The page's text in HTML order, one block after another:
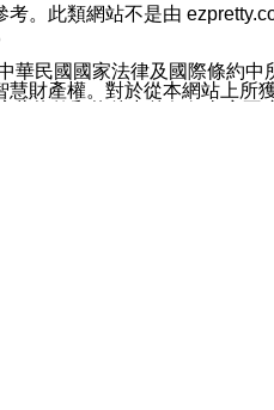
。此類網站不是由
民國國家法律及國際條約中
財產權。對於從本網站上